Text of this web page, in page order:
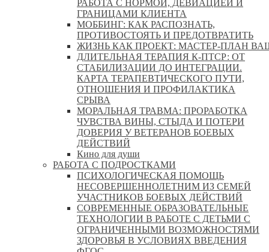
РАБОТА С НОРМОЙ, ДЕВИАЦИЕЙ И
ГРАНИЦАМИ КЛИЕНТА
МОББИНГ: КАК РАСПОЗНАТЬ,
ПРОТИВОСТОЯТЬ И ПРЕДОТВРАТИТЬ
ЖИЗНЬ КАК ПРОЕКТ: МАСТЕР‑ПЛАН
ДЛИТЕЛЬНАЯ ТЕРАПИЯ К-ПТСР: ОТ
СТАБИЛИЗАЦИИ ДО ИНТЕГРАЦИИ.
КАРТА ТЕРАПЕВТИЧЕСКОГО ПУТИ,
ОТНОШЕНИЯ И ПРОФИЛАКТИКА
СРЫВА
МОРАЛЬНАЯ ТРАВМА: ПРОРАБОТКА
ЧУВСТВА ВИНЫ, СТЫДА И ПОТЕРИ
ДОВЕРИЯ У ВЕТЕРАНОВ БОЕВЫХ
ДЕЙСТВИЙ
Кино для души
РАБОТА С ПОДРОСТКАМИ
ПСИХОЛОГИЧЕСКАЯ ПОМОЩЬ
НЕСОВЕРШЕННОЛЕТНИМ ИЗ СЕМЕЙ
УЧАСТНИКОВ БОЕВЫХ ДЕЙСТВИЙ
СОВРЕМЕННЫЕ ОБРАЗОВАТЕЛЬНЫЕ
ТЕХНОЛОГИИ В РАБОТЕ С ДЕТЬМИ С
ОГРАНИЧЕННЫМИ ВОЗМОЖНОСТЯМИ
ЗДОРОВЬЯ В УСЛОВИЯХ ВВЕДЕНИЯ